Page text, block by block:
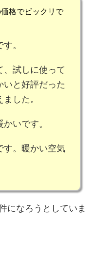
格でビックリ で
す。
、試しに使って
いと好評だった
した。
かいです。
。 暖かい空気
になろうとしていま